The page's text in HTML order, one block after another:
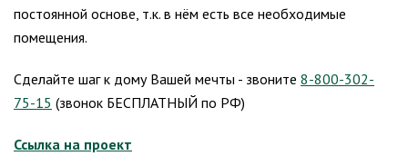
постоянной основе, т.к. в нём есть все необходимые
помещения.
Сделайте шаг к дому Вашей мечты - звоните 8-800-302-
75-15 (звонок БЕСПЛАТНЫЙ по РФ)
Ссылка на проект